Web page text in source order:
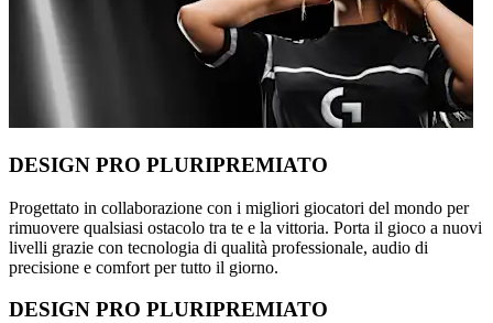
DESIGN PRO PLURIPREMIATO
Progettato in collaborazione con i migliori giocatori del mondo per
rimuovere qualsiasi ostacolo tra te e la vittoria. Porta il gioco a nuovi
livelli grazie con tecnologia di qualità professionale, audio di
precisione e comfort per tutto il giorno.
DESIGN PRO PLURIPREMIATO